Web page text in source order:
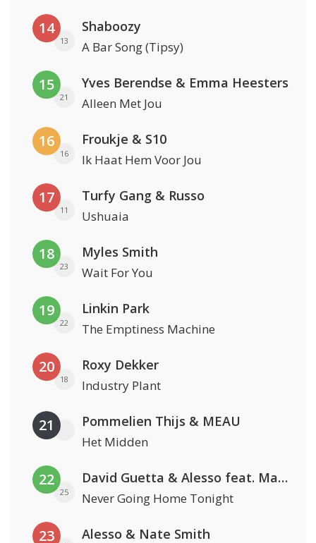
14
13
Shaboozy
A Bar Song (Tipsy)
15
21
Yves Berendse & Emma Heesters
Alleen Met Jou
16
16
Froukje & S10
Ik Haat Hem Voor Jou
17
11
Turfy Gang & Russo
Ushuaia
18
23
Myles Smith
Wait For You
19
22
Linkin Park
The Emptiness Machine
20
18
Roxy Dekker
Industry Plant
21 Pommelien Thijs & MEAU
Het Midden
22
25
David Guetta & Alesso feat. Madison Love
Never Going Home Tonight
23 Alesso & Nate Smith